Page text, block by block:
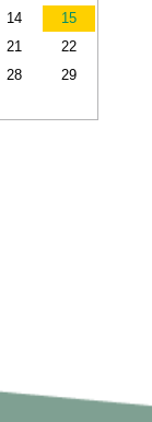
14
15
21
22
28
29